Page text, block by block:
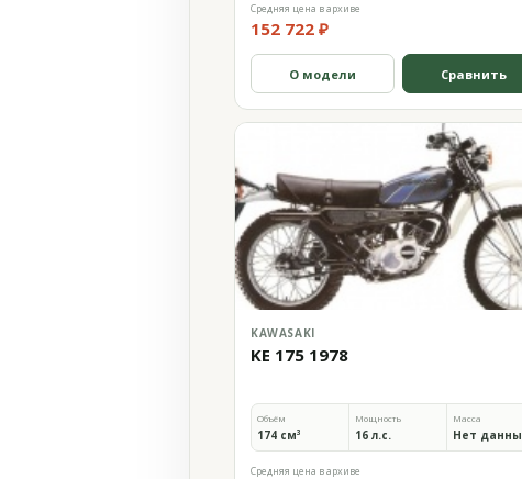
Средняя цена в архиве
152 722 ₽
О модели Сравнить
KAWASAKI
KE 175 1978
Объём
174 см³
Мощность
16 л.с.
Масса
Нет
Средняя цена в архиве